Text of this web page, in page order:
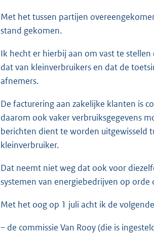
Met het tussen partijen
stand gekomen.
Ik hecht er hierbij aan om vast te
dat van kleinverbruikers en dat de
afnemers.
De facturering aan zakelijke klanten is
daarom ook vaker verbruiksgegevens
berichten dient te worden uitgewisseld
kleinverbruiker.
Dat neemt niet weg dat ook voor
systemen van energiebedrijven op orde
Met het oog op 1 juli acht ik de
– de commissie Van Rooy (die is